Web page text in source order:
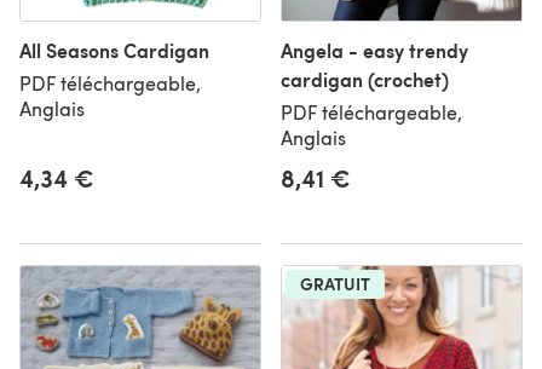
All Seasons Cardigan
PDF téléchargeable,
Anglais
4,34 €
Angela - easy trendy
cardigan (crochet)
PDF téléchargeable,
Anglais
8,41 €
GRATUIT